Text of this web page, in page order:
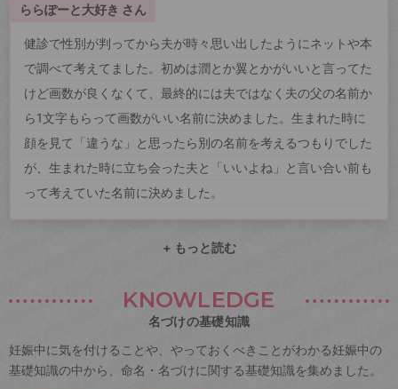
ららぽーと大好き さん
健診で性別が判ってから夫が時々思い出したようにネットや本
で調べて考えてました。初めは潤とか翼とかがいいと言ってた
けど画数が良くなくて、最終的には夫ではなく夫の父の名前か
ら1文字もらって画数がいい名前に決めました。生まれた時に
顔を見て「違うな」と思ったら別の名前を考えるつもりでした
が、生まれた時に立ち会った夫と「いいよね」と言い合い前も
って考えていた名前に決めました。
+ もっと読む
KNOWLEDGE
名づけの基礎知識
妊娠中に気を付けることや、やっておくべきことがわかる妊娠中の
基礎知識の中から、命名・名づけに関する基礎知識を集めました。